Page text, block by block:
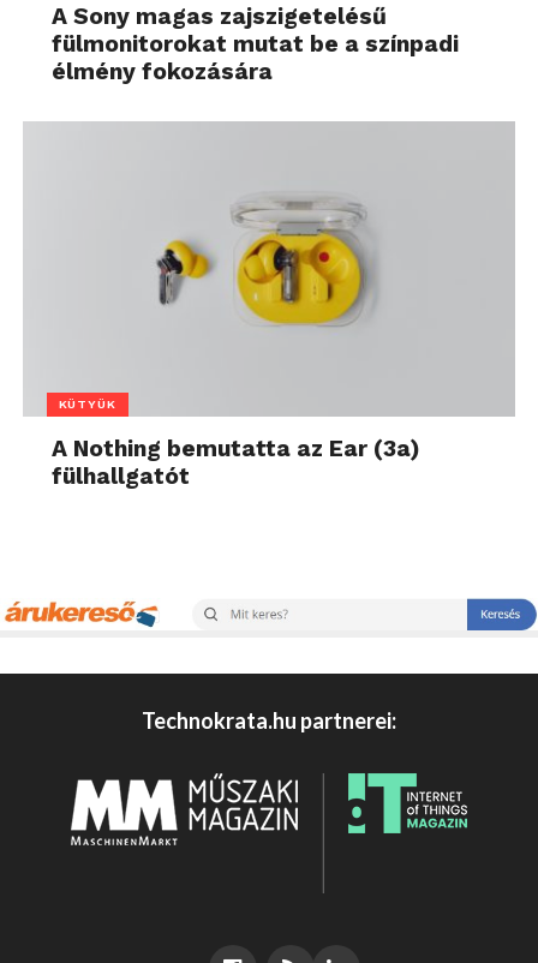
A Sony magas zajszigetelésű
fülmonitorokat mutat be a színpadi
élmény fokozására
KÜTYÜK
A Nothing bemutatta az Ear (3a)
fülhallgatót
Technokrata.hu partnerei: